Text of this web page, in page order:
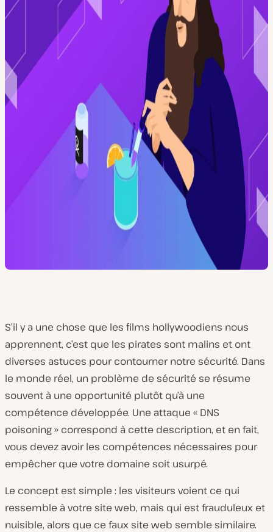
S’il y a une chose que les films hollywoodiens nous
apprennent, c’est que les pirates sont malins et ont
diverses astuces pour contourner notre sécurité. Dans
le monde réel, un problème de sécurité se résume
souvent à une opportunité plutôt qu’à une
compétence développée. Une attaque « DNS
poisoning » correspond à cette description, et en fait,
vous devez avoir les compétences nécessaires pour
empêcher que votre domaine soit usurpé.
Le concept est simple : les visiteurs voient ce qui
ressemble à votre site web, mais qui est frauduleux et
nuisible, alors que ce faux site web semble similaire.